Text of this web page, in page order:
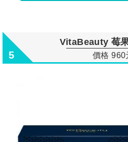
5
VitaBeauty 莓
價格 960